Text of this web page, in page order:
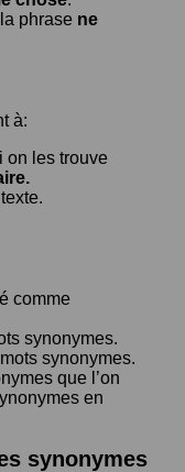
phrase ne
à:
on les trouve
comme
synonymes.
synonymes.
que l’on
en
synonymes